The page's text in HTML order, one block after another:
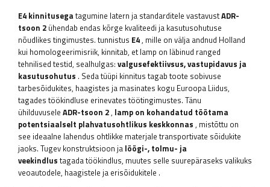
E4 kinnitusegatagumine latern ja standarditele vastavustADR-
tsoon 2 ühendab endas kõrge kvaliteedi ja kasutusohutuse
nõudlikes tingimustes. tunnistus E4, mille on välja andnud Holland
kui homologeerimisriik, kinnitab, et lamp on läbinud ranged
tehnilised testid, sealhulgas: valgusefektiivsus, vastupidavus ja
kasutusohutus . Seda tüüpi kinnitus tagab toote sobivuse
tarbesõidukites, haagistes ja masinates kogu Euroopa Liidus,
tagades töökindluse erinevates töötingimustes. Tänu
ühilduvusele ADR-tsoon 2, lamp on kohandatud töötama
potentsiaalselt plahvatusohtlikus keskkonnas , mistõttu on
see ideaalne lahendus ohtlikke materjale transportivate sõidukite
jaoks. Tugev konstruktsioon ja löögi-, tolmu- ja
veekindlus tagada töökindlus, muutes selle suurepäraseks valikuks
veoautodele, haagistele ja erisõidukitele .